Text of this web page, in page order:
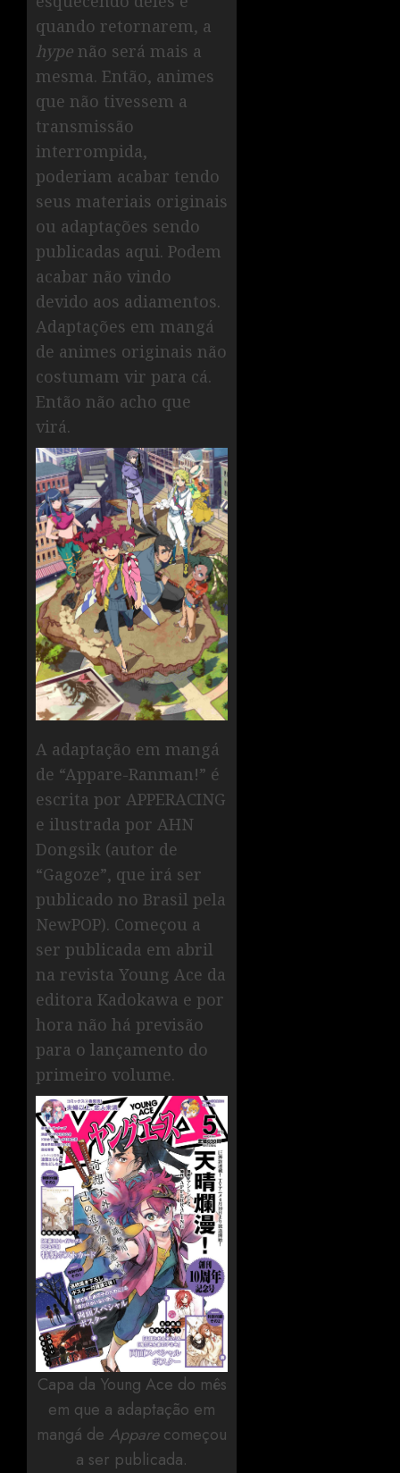
quando retornarem, a
hype não será mais a
mesma. Então, animes
que não tivessem a
transmissão
interrompida,
poderiam acabar tendo
seus materiais originais
ou adaptações sendo
publicadas aqui. Podem
acabar não vindo
devido aos adiamentos.
Adaptações em mangá
de animes originais não
costumam vir para cá.
Então não acho que
virá.
A adaptação em mangá
de “Appare-Ranman!” é
escrita por APPERACING
e ilustrada por AHN
Dongsik (autor de
“Gagoze”, que irá ser
publicado no Brasil pela
NewPOP). Começou a
ser publicada em abril
na revista Young Ace da
editora Kadokawa e por
hora não há previsão
para o lançamento do
primeiro volume.
Capa da Young Ace do mês
em que a adaptação em
mangá de Apparecomeçou
a ser publicada.